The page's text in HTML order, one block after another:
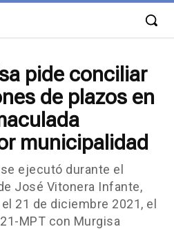
pide conciliar
de plazos en
municipalidad
ejecutó durante el
José Vitonera Infante,
21 de diciembre 2021, el
MPT con Murgisa